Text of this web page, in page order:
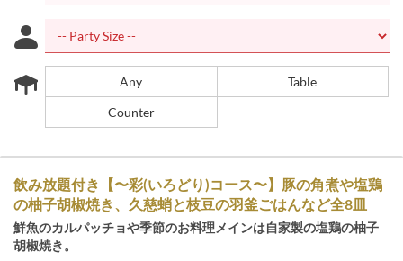
Any
Table
Counter
飲み放題付き【〜彩(いろどり)コース〜】豚の角煮や塩鶏
の柚子胡椒焼き、久慈蛸と枝豆の羽釜ごはんなど全8皿
鮮魚のカルパッチョや季節のお料理メインは自家製の塩鶏の柚子
胡椒焼き。